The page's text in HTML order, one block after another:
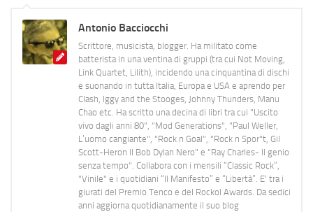
Antonio Bacciocchi
Scrittore, musicista, blogger. Ha militato come
batterista in una ventina di gruppi (tra cui Not Moving,
Link Quartet, Lilith), incidendo una cinquantina di dischi
e suonando in tutta Italia, Europa e USA e aprendo per
Clash, Iggy and the Stooges, Johnny Thunders, Manu
Chao etc. Ha scritto una decina di libri tra cui "Uscito
vivo dagli anni 80", "Mod Generations", "Paul Weller,
L’uomo cangiante", "Rock n Goal", "Rock n Spor"t, Gil
Scott-Heron Il Bob Dylan Nero" e "Ray Charles- Il genio
senza tempo". Collabora con i mensili “Classic Rock”,
"Vinile" e i quotidiani “Il Manifesto” e “Libertà”. E' tra i
giurati del Premio Tenco e del Rockol Awards. Da sedici
anni aggiorna quotidianamente il suo blog